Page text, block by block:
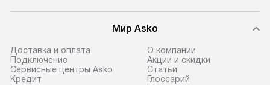
Мир Asko
Доставка и оплата
Подключение
Сервисные центры Asko
Кредит
О компании
Акции и скидки
Статьи
Глоссарий